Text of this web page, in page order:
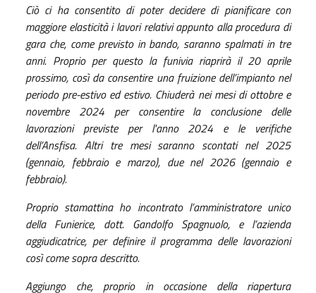
Ciò ci ha consentito di poter decidere di pianificare con
maggiore elasticità i lavori relativi appunto alla procedura di
gara che, come previsto in bando, saranno spalmati in tre
anni. Proprio per questo la funivia riaprirà il 20 aprile
prossimo, così da consentire una fruizione dell’impianto nel
periodo pre-estivo ed estivo. Chiuderà nei mesi di ottobre e
novembre 2024 per consentire la conclusione delle
lavorazioni previste per l'anno 2024 e le verifiche
dell’Ansfisa. Altri tre mesi saranno scontati nel 2025
(gennaio, febbraio e marzo), due nel 2026 (gennaio e
febbraio).
Proprio stamattina ho incontrato l’amministratore unico
della Funierice, dott. Gandolfo Spagnuolo, e l’azienda
aggiudicatrice, per definire il programma delle lavorazioni
così come sopra descritto.
Aggiungo che, proprio in occasione della riapertura